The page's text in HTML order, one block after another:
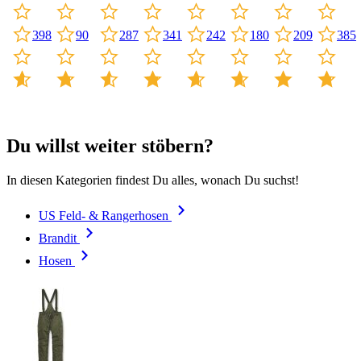
398 90 287 341 242 180 209 385
Du willst weiter stöbern?
In diesen Kategorien findest Du alles, wonach Du suchst!
US Feld- & Rangerhosen
Brandit
Hosen